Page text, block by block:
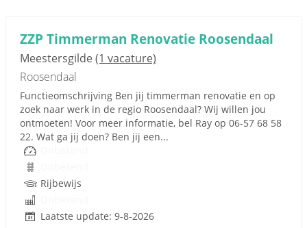
ZZP Timmerman Renovatie Roosendaal
Meestersgilde(1 vacature)
Roosendaal
Functieomschrijving Ben jij timmerman renovatie en op
zoek naar werk in de regio Roosendaal? Wij willen jou
ontmoeten! Voor meer informatie, bel Ray op 06-57 68 58
22. Wat ga jij doen? Ben jij een...
Rijbewijs
Laatste update: 9-8-2026